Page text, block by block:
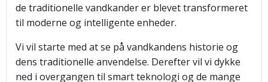
de traditionelle vandkander er blevet transformeret
til moderne og intelligente enheder.
Vi vil starte med at se på vandkandens historie og
dens traditionelle anvendelse. Derefter vil vi dykke
ned i overgangen til smart teknologi og de mange